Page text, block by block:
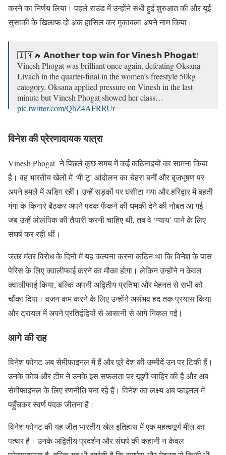
करने का निर्णय लिया। पहले राउंड में उन्होंने सधी हुई शुरुआत की और यूई
सुसाकी के खिलाफ दो अंक हासिल कर मुकाबला अपने नाम किया।
🇮🇳🔥 𝗔𝗻𝗼𝘁𝗵𝗲𝗿 𝘁𝗼𝗽 𝘄𝗶𝗻 𝗳𝗼𝗿 𝗩𝗶𝗻𝗲𝘀𝗵 𝗣𝗵𝗼𝗴𝗮𝘁!
Vinesh Phogat was brilliant once again, defeating Oksana
Livach in the quarter-final in the women’s freestyle 50kg
category. Oksana applied pressure on Vinesh in the last
minute but Vinesh Phogat showed her class…
pic.twitter.com/QhZ4AFRRUr
6, 2024
विनेश की प्रेरणादायक यात्रा
Vinesh Phogat ने पिछले कुछ समय में कई कठिनाइयों का सामना किया
है। वह भारतीय खेलों में ‘मी टू’ आंदोलन का चेहरा बनीं और बृजभूषण पर
अपने हमले में अडिग रहीं। उन्हें सड़कों पर घसीटा गया और हरिद्वार में बहती
गंगा के किनारे बैठकर अपने पदक फेंकने की धमकी देने की नौबत आ गई।
जब उन्हें ओलंपिक की तैयारी करनी चाहिए थी, तब वे ‘न्याय’ पाने के लिए
संघर्ष कर रही थीं।
जंतर मंतर विरोध के दिनों में यह कल्पना करना कठिन था कि विनेश के पास
पेरिस के लिए क्वालीफाई करने का मौका होगा। लेकिन उन्होंने न केवल
क्वालीफाई किया, बल्कि अपनी अद्वितीय प्रतिभा और मेहनत से सभी को
चौंका दिया। वजन कम करने के लिए उन्होंने असंभव हद तक प्रयास किया
और ट्रायल में अपने प्रतिद्वंद्वियों से आसानी से आगे निकल गईं।
आगे की राह
विनेश फोगट अब सेमीफाइनल में हैं और पूरे देश की उम्मीदें उन पर टिकी हैं।
उनके कोच और टीम ने उनके इस सफलता पर खुशी जाहिर की है और अब
सेमीफाइनल के लिए रणनीति बना रहे हैं। विनेश का लक्ष्य अब फाइनल में
पहुँचकर स्वर्ण पदक जीतना है।
विनेश फोगट की यह जीत भारतीय खेल इतिहास में एक महत्वपूर्ण मील का
पत्थर है। उनके अद्वितीय प्रदर्शन और संघर्ष की कहानी न केवल